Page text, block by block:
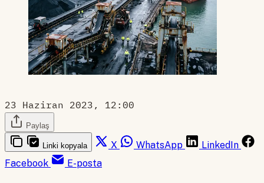
23 Haziran 2023, 12:00
Paylaş
Linki kopyala X WhatsApp
LinkedIn
Facebook
E-posta